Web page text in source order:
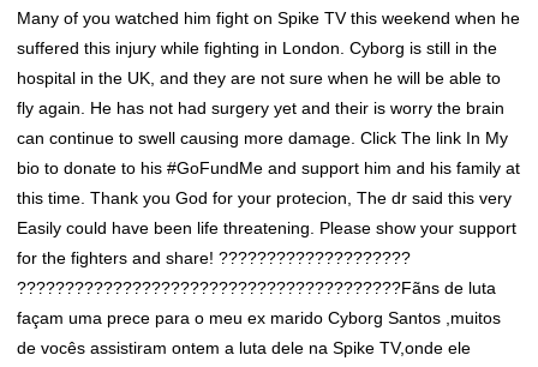
Many of you watched him fight on Spike TV this weekend when he
suffered this injury while fighting in London. Cyborg is still in the
hospital in the UK, and they are not sure when he will be able to
fly again. He has not had surgery yet and their is worry the brain
can continue to swell causing more damage. Click The link In My
bio to donate to his #GoFundMe and support him and his family at
this time. Thank you God for your protecion, The dr said this very
Easily could have been life threatening. Please show your support
for the fighters and share! ????????????????????
????????????????????????????????????????Fãns de luta
façam uma prece para o meu ex marido Cyborg Santos ,muitos
de vocês assistiram ontem a luta dele na Spike TV,onde ele